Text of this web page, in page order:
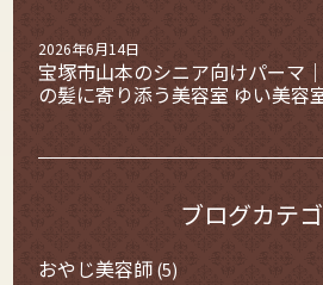
宝塚市山本のシニア向けパーマ
の髪に寄り添う美容室 ゆい美容
2026年6月14日
ブログカテ
おやじ美容師 (5)